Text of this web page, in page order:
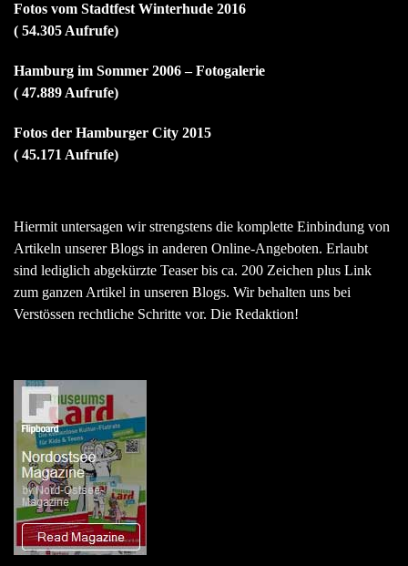
Fotos vom Stadtfest Winterhude 2016
( 54.305 Aufrufe)
Hamburg im Sommer 2006 – Fotogalerie
( 47.889 Aufrufe)
Fotos der Hamburger City 2015
( 45.171 Aufrufe)
Hiermit untersagen wir strengstens die komplette Einbindung von
Artikeln unserer Blogs in anderen Online-Angeboten. Erlaubt
sind lediglich abgekürzte Teaser bis ca. 200 Zeichen plus Link
zum ganzen Artikel in unseren Blogs. Wir behalten uns bei
Verstössen rechtliche Schritte vor. Die Redaktion!